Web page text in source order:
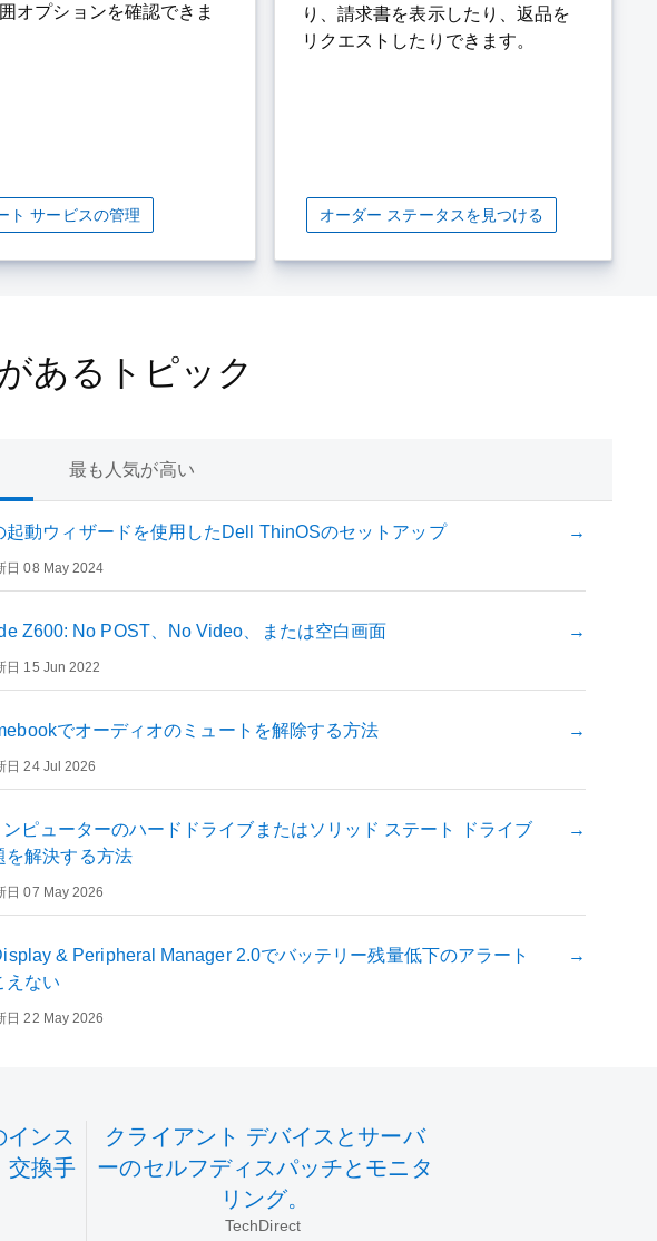
オプションを確認できま
ト サービスの管理
り、請求書を表示したり、返品を
リクエストしたりできます。
オーダー ステータスを見つける
あるトピック
最も人気が高い
起動ウィザードを使用したDell ThinOSのセットアップ
日 08 May 2024
Z600: No POST、No Video、または空白画面
日 15 Jun 2022
でオーディオのミュートを解除する方法
日 24 Jul 2026
ンピューターのハードドライブまたはソリッド ステート ドライブ
を解決する方法
日 07 May 2026
& Peripheral Manager 2.0でバッテリー残量低下のアラート
えない
日 22 May 2026
ンス
交換手
クライアント デバイスとサーバ
ーのセルフディスパッチとモニタ
リング。
TechDirect